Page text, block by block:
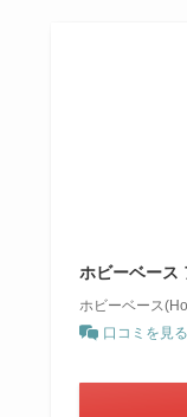
ホビーベース
ホビーベース
口コミを見る